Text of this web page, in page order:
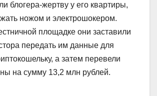
блогера-жертву у его квартиры,
ножом и электрошокером.
площадке они заставили
передать им данные для
а затем перевели
на сумму 13,2 млн рублей.